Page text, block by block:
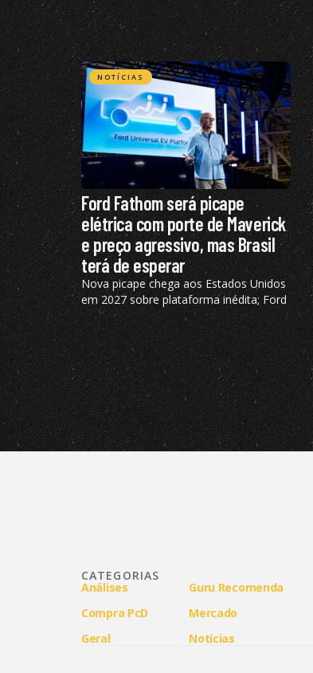
NOTÍCIAS
Ford Fathom será picape
elétrica com porte de Maverick
e preço agressivo, mas Brasil
terá de esperar
Nova picape chega aos Estados Unidos
em 2027 sobre plataforma inédita; Ford
diz ao que modelo não está nos planos
para o Brasil no momento
CATEGORIAS
Análises
Compra PcD
Geral
Guru Recomenda
Mercado
Notícias